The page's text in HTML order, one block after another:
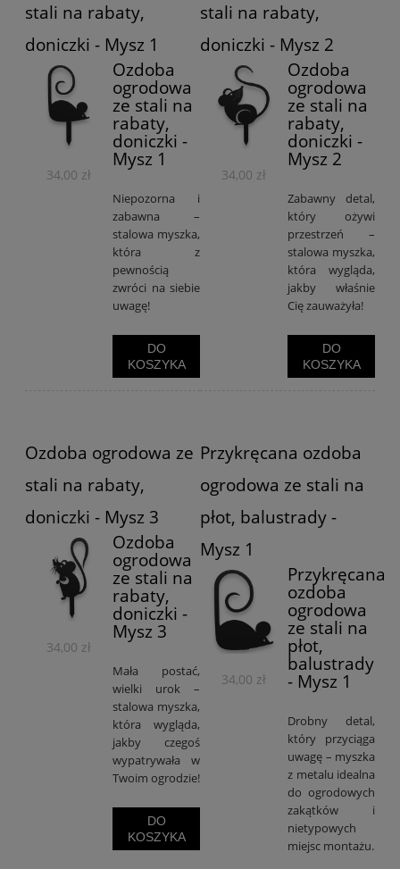
stali na rabaty,
doniczki - Mysz 1
34,00 zł
Ozdoba
ogrodowa
ze stali na
rabaty,
doniczki -
Mysz 1
Niepozorna i
zabawna –
stalowa myszka,
która z
pewnością
zwróci na siebie
uwagę!
DO
KOSZYKA
stali na rabaty,
doniczki - Mysz 2
34,00 zł
Ozdoba
ogrodowa
ze stali na
rabaty,
doniczki -
Mysz 2
Zabawny detal,
który ożywi
przestrzeń –
stalowa myszka,
która wygląda,
jakby właśnie
Cię zauważyła!
DO
KOSZYKA
Ozdoba ogrodowa ze
stali na rabaty,
doniczki - Mysz 3
34,00 zł
Ozdoba
ogrodowa
ze stali na
rabaty,
doniczki -
Mysz 3
Mała postać,
wielki urok –
stalowa myszka,
która wygląda,
jakby czegoś
wypatrywała w
Twoim ogrodzie!
DO
KOSZYKA
Przykręcana ozdoba
ogrodowa ze stali na
płot, balustrady -
Mysz 1
34,00 zł
Przykręcana
ozdoba
ogrodowa
ze stali na
płot,
balustrady
- Mysz 1
Drobny detal,
który przyciąga
uwagę – myszka
z metalu idealna
do ogrodowych
zakątków i
nietypowych
miejsc montażu.